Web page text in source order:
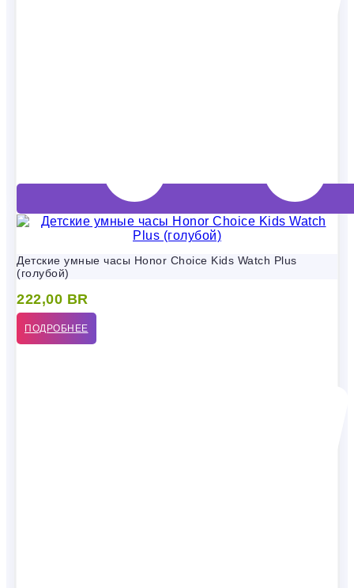
Детские умные часы Honor Choice Kids Watch Plus
(голубой)
222,00 BR
ПОДРОБНЕЕ